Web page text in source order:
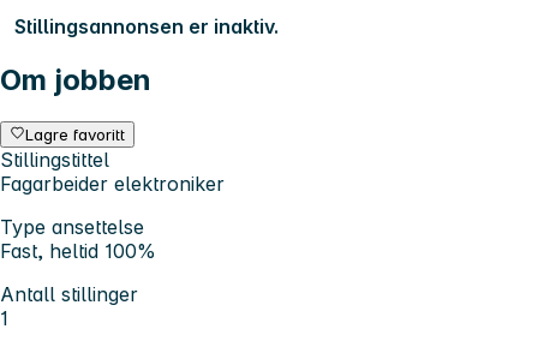
Stillingsannonsen er inaktiv.
Om jobben
Lagre favoritt
Stillingstittel
Fagarbeider elektroniker
Type ansettelse
Fast, heltid 100%
Antall stillinger
1